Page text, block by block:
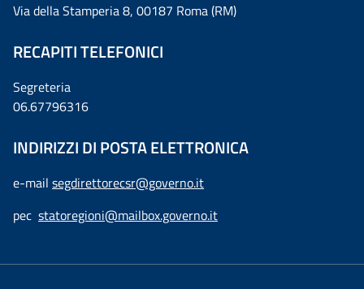
Via della Stamperia 8, 00187 Roma (RM)
RECAPITI TELEFONICI
Segreteria
06.67796316
INDIRIZZI DI POSTA ELETTRONICA
e-mail segdirettorecsr@governo.it
pec statoregioni@mailbox.governo.it